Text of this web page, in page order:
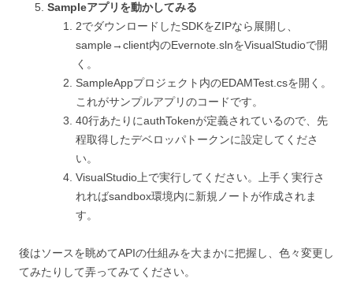
Sampleアプリを動かしてみる
2でダウンロードしたSDKをZIPなら展開し、
sample→client内のEvernote.slnをVisualStudioで開
く。
SampleAppプロジェクト内のEDAMTest.csを開く。
これがサンプルアプリのコードです。
40行あたりにauthTokenが定義されているので、先
程取得したデベロッパトークンに設定してくださ
い。
VisualStudio上で実行してください。上手く実行さ
れればsandbox環境内に新規ノートが作成されま
す。
後はソースを眺めてAPIの仕組みを大まかに把握し、色々変更し
てみたりして弄ってみてください。